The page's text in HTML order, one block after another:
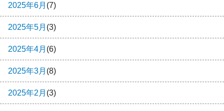
2025年6月 (7)
2025年5月 (3)
2025年4月 (6)
2025年3月 (8)
2025年2月 (3)